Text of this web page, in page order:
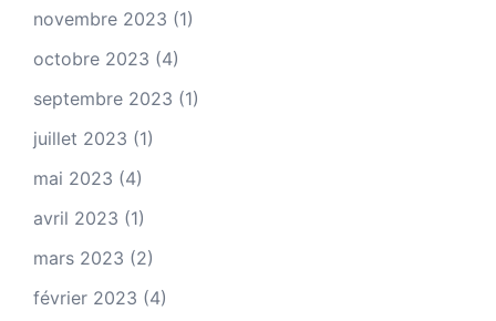
novembre 2023 (1)
octobre 2023 (4)
septembre 2023 (1)
juillet 2023 (1)
mai 2023 (4)
avril 2023 (1)
mars 2023 (2)
février 2023 (4)